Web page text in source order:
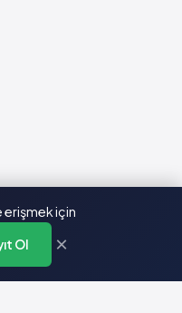
erişmek için
Ol ×